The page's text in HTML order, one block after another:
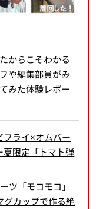
からこそわかる
や編集部員がみ
みた体験レポー
フライ×オムバー
夏限定「トマト弾
ツ「モコモコ」
グカップで作る絶